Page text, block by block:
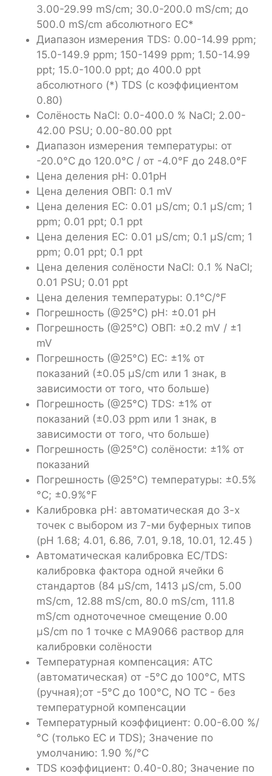
3.00-29.99 mS/cm; 30.0-200.0 mS/cm; до
500.0 mS/cm абсолютного EC*
Диапазон измерения TDS: 0.00-14.99 ppm;
15.0-149.9 ppm; 150-1499 ppm; 1.50-14.99
ppt; 15.0-100.0 ppt; до 400.0 ppt
абсолютного (*) TDS (с коэффициентом
0.80)
Солёность NaCl: 0.0-400.0 % NaCl; 2.00-
42.00 PSU; 0.00-80.00 ppt
Диапазон измерения температуры: от
-20.0°С до 120.0°С / от -4.0°F до 248.0°F
Цена деления pH: 0.01pH
Цена деления ОВП: 0.1 mV
Цена деления EC: 0.01 µS/cm; 0.1 µS/cm; 1
ppm; 0.01 ppt; 0.1 ppt
Цена деления EC: 0.01 µS/cm; 0.1 µS/cm; 1
ppm; 0.01 ppt; 0.1 ppt
Цена деления cолёности NaCl: 0.1 % NaCl;
0.01 PSU; 0.01 ppt
Цена деления температуры: 0.1°С/°F
Погрешность (@25°C) pH: ±0.01 pH
Погрешность (@25°C) ОВП: ±0.2 mV / ±1
mV
Погрешность (@25°C) EC: ±1% от
показаний (±0.05 µS/cm или 1 знак, в
зависимости от того, что больше)
Погрешность (@25°C) TDS: ±1% от
показаний (±0.03 ppm или 1 знак, в
зависимости от того, что больше)
Погрешность (@25°C) солёности: ±1% от
показаний
Погрешность (@25°C) температуры: ±0.5%
°С; ±0.9%°F
Калибровка pH: автоматическая до 3-х
точек с выбором из 7-ми буферных типов
(pH 1.68; 4.01, 6.86, 7.01, 9.18, 10.01, 12.45 )
Автоматическая калибровка EC/TDS:
калибровка фактора одной ячейки 6
стандартов (84 µS/cm, 1413 µS/cm, 5.00
mS/cm, 12.88 mS/cm, 80.0 mS/cm, 111.8
mS/cm одноточечное смещение 0.00
µS/cm по 1 точке с MA9066 раствор для
калибровки солёности
Температурная компенсация: ATC
(автоматическая) от -5°С до 100°С, MTS
(ручная);от -5°С до 100°С, NO TC - без
температурной компенсации
Температурный коэффициент: 0.00-6.00 %/
°С (только EC и TDS); Значение по
умолчанию: 1.90 %/°С
TDS коэффициент: 0.40-0.80; Значение по